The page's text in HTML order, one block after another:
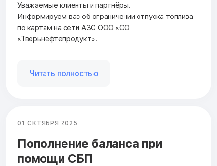
Уважаемые клиенты и партнёры.
Информируем вас об ограничении отпуска топлива
по картам на сети АЗС ООО «СО
«Тверьнефтепродукт».
Читать полностью
01 ОКТЯБРЯ 2025
Пополнение баланса при
помощи СБП